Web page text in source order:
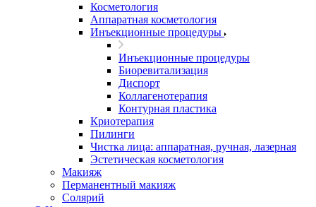
Косметология
Аппаратная косметология
Инъекционные процедуры
Инъекционные процедуры
Биоревитализация
Диспорт
Коллагенотерапия
Контурная пластика
Криотерапия
Пилинги
Чистка лица: аппаратная, ручная, лазерная
Эстетическая косметология
Макияж
Перманентный макияж
Солярий